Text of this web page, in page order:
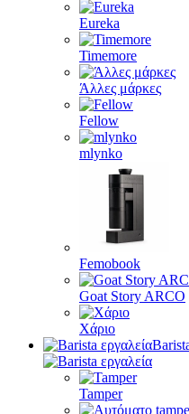
Eureka
Timemore
Άλλες μάρκες
Fellow
mlynko
Femobook
Goat Story ARCO
Χάριο
Tamper